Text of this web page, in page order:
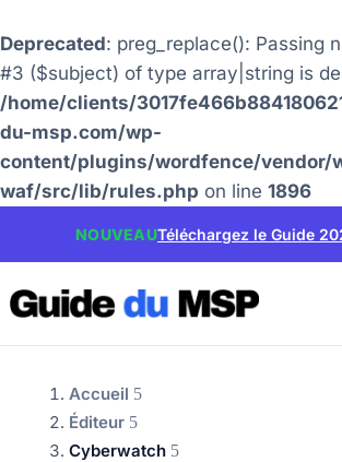
Deprecated: preg_replace(): Passing
#3 ($subject) of type array|string is
/home/clients/
du-msp.com/wp-
content/plugins/wordfence/vendor/
waf/src/lib/rules.php on line 1896
NOUVEAUTéléchargez le Guide
Accueil
Éditeur
Cyberwatch